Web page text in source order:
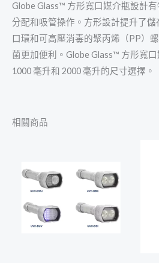
Globe Glass™ 方形寬口媒介瓶設計
分配和吸管操作。方形設計提升了儲
口環和可高壓消毒的聚丙烯（PP）
菌更加便利。Globe Glass™ 方形寬口
1000 毫升和 2000 毫升的尺寸選擇。
相關商品